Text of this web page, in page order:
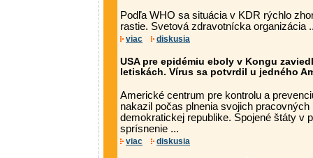
Podľa WHO sa situácia v KDR rýchlo
rastie. Svetová zdravotnícka organizácia
viac diskusia
USA pre epidémiu eboly v Kongu
letiskách. Vírus sa potvrdil u jedného
Americké centrum pre kontrolu a
nakazil počas plnenia svojich
demokratickej republike. Spojené štáty v
sprísnenie ...
viac diskusia